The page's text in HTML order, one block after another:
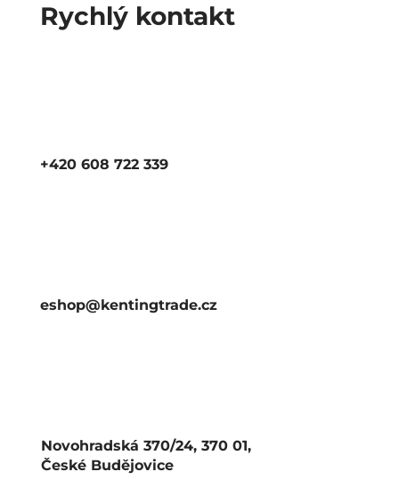
Rychlý kontakt
+420 608 722 339
eshop@kentingtrade.cz
Novohradská 370/24, 370 01,
České Budějovice